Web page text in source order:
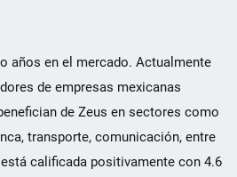
años en el mercado. Actualmente
de empresas mexicanas
de Zeus en sectores como
transporte, comunicación, entre
calificada positivamente con 4.6